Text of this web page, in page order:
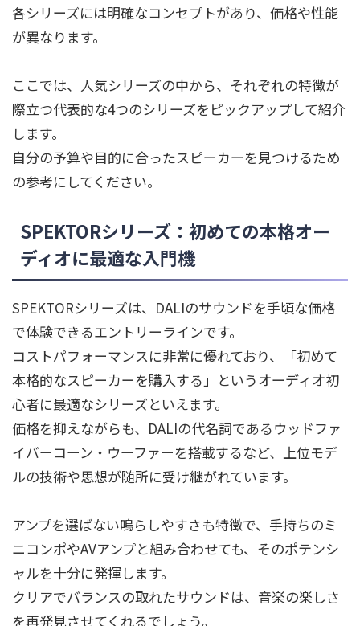
各シリーズには明確なコンセプトがあり、価格や性能
が異なります。
ここでは、人気シリーズの中から、それぞれの特徴が
際立つ代表的な4つのシリーズをピックアップして紹介
します。
自分の予算や目的に合ったスピーカーを見つけるため
の参考にしてください。
SPEKTORシリーズ：初めての本格オー
ディオに最適な入門機
SPEKTORシリーズは、DALIのサウンドを手頃な価格
で体験できるエントリーラインです。
コストパフォーマンスに非常に優れており、「初めて
本格的なスピーカーを購入する」というオーディオ初
心者に最適なシリーズといえます。
価格を抑えながらも、DALIの代名詞であるウッドファ
イバーコーン・ウーファーを搭載するなど、上位モデ
ルの技術や思想が随所に受け継がれています。
アンプを選ばない鳴らしやすさも特徴で、手持ちのミ
ニコンポやAVアンプと組み合わせても、そのポテンシ
ャルを十分に発揮します。
クリアでバランスの取れたサウンドは、音楽の楽しさ
を再発見させてくれるでしょう。